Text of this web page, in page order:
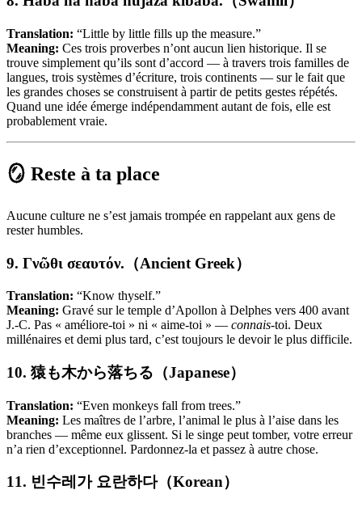
Translation: “Little by little fills up the measure.”
Meaning: Ces trois proverbes n’ont aucun lien historique. Il se
trouve simplement qu’ils sont d’accord — à travers trois familles de
langues, trois systèmes d’écriture, trois continents — sur le fait que
les grandes choses se construisent à partir de petits gestes répétés.
Quand une idée émerge indépendamment autant de fois, elle est
probablement vraie.
🪞 Reste à ta place
Aucune culture ne s’est jamais trompée en rappelant aux gens de
rester humbles.
9. Γνῶθι σεαυτόν.（Ancient Greek）
Translation: “Know thyself.”
Meaning: Gravé sur le temple d’Apollon à Delphes vers 400 avant
J.-C. Pas « améliore-toi » ni « aime-toi » — connais-toi. Deux
millénaires et demi plus tard, c’est toujours le devoir le plus difficile.
10. 猿も木から落ちる（Japanese）
Translation: “Even monkeys fall from trees.”
Meaning: Les maîtres de l’arbre, l’animal le plus à l’aise dans les
branches — même eux glissent. Si le singe peut tomber, votre erreur
n’a rien d’exceptionnel. Pardonnez-la et passez à autre chose.
11. 빈수레가 요란하다（Korean）